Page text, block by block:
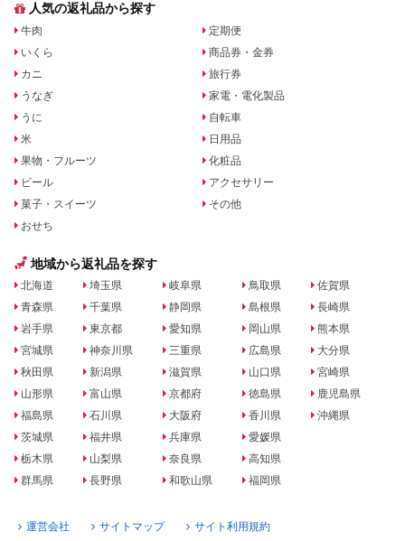
人気の返礼品から探す
牛肉
いくら
カニ
うなぎ
うに
米
果物・フルーツ
ビール
菓子・スイーツ
おせち
定期便
商品券・金券
旅行券
家電・電化製品
自転車
日用品
化粧品
アクセサリー
その他
地域から返礼品を探す
北海道
青森県
岩手県
宮城県
秋田県
山形県
福島県
茨城県
栃木県
群馬県
埼玉県
千葉県
東京都
神奈川県
新潟県
富山県
石川県
福井県
山梨県
長野県
岐阜県
静岡県
愛知県
三重県
滋賀県
京都府
大阪府
兵庫県
奈良県
和歌山県
鳥取県
島根県
岡山県
広島県
山口県
徳島県
香川県
愛媛県
高知県
福岡県
佐賀県
長崎県
熊本県
大分県
宮崎県
鹿児島県
沖縄県
運営会社 サイトマップ サイト利用規約